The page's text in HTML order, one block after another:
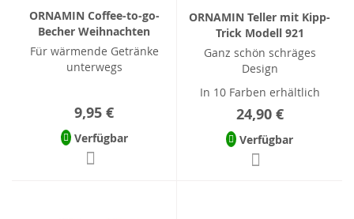
ORNAMIN Coffee-to-go-
Becher Weihnachten
Für wärmende Getränke
unterwegs
9,95 €
Verfügbar
ORNAMIN Teller mit Kipp-
Trick Modell 921
Ganz schön schräges
Design
In 10 Farben erhältlich
24,90 €
Verfügbar